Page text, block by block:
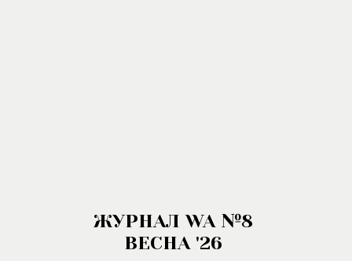
ЖУРНАЛ WA №8
ВЕСНА '26